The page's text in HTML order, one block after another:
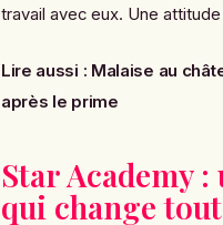
travail avec eux. Une
Lire aussi : Malaise au
après le prime
Star Academy
qui change tout